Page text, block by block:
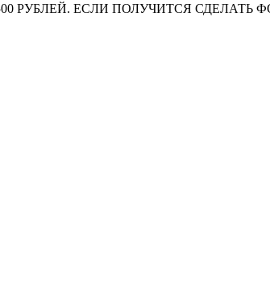
РУБЛЕЙ. ЕСЛИ ПОЛУЧИТСЯ СДЕЛАТЬ